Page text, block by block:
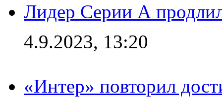
Лидер Серии А
4.9.2023, 13:20
«Интер» повторил